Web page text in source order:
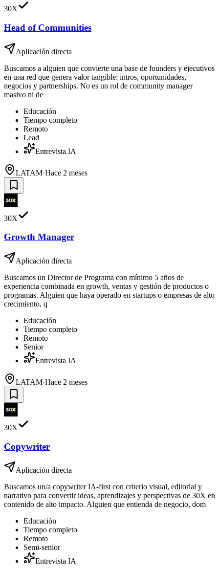
30X
Head of Communities
Aplicación directa
Buscamos a alguien que convierte una base de founders y ejecutivos
en una red que genera valor tangible: intros, oportunidades,
negocios y partnerships. No es un rol de community manager
masivo ni de
Educación
Tiempo completo
Remoto
Lead
Entrevista IA
LATAM·Hace 2 meses
30X
Growth Manager
Aplicación directa
Buscamos un Director de Programa con mínimo 5 años de
experiencia combinada en growth, ventas y gestión de productos o
programas. Alguien que haya operado en startups o empresas de alto
crecimiento, q
Educación
Tiempo completo
Remoto
Senior
Entrevista IA
LATAM·Hace 2 meses
30X
Copywriter
Aplicación directa
Buscamos un/a copywriter IA-first con criterio visual, editorial y
narrativo para convertir ideas, aprendizajes y perspectivas de 30X en
contenido de alto impacto. Alguien que entienda de negocio, dom
Educación
Tiempo completo
Remoto
Semi-senior
Entrevista IA